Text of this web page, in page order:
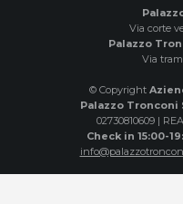
Via corte
Palazzo
Via
© Copyright
Palazzo Tronconi
02730810609 |
Check in 15:00-